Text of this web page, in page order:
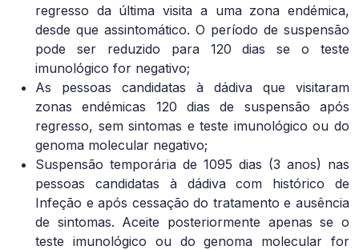
regresso da última visita a uma zona endémica,
desde que assintomático. O período de suspensão
pode ser reduzido para 120 dias se o teste
imunológico for negativo;
As pessoas candidatas à dádiva que visitaram
zonas endémicas 120 dias de suspensão após
regresso, sem sintomas e teste imunológico ou do
genoma molecular negativo;
Suspensão temporária de 1095 dias (3 anos) nas
pessoas candidatas à dádiva com histórico de
Infeção e após cessação do tratamento e ausência
de sintomas. Aceite posteriormente apenas se o
teste imunológico ou do genoma molecular for